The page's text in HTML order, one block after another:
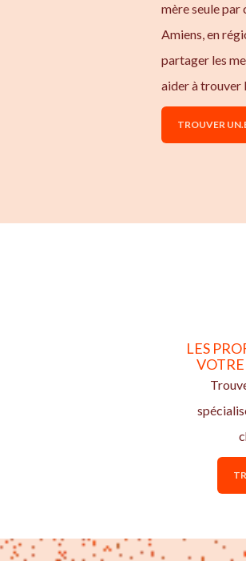
mère seule
Amiens, en
partager les
aider à trouver
TROUVER
LES